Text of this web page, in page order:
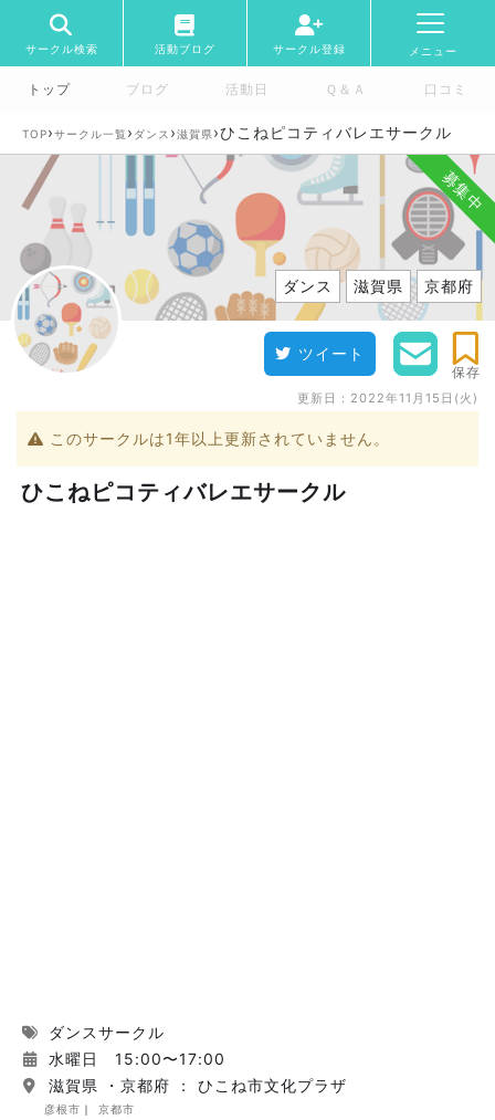
サークル検索 活動ブログ サークル登録 メニュー
トップ ブログ 活動日 Ｑ＆Ａ 口コミ
TOP›サークル一覧 › ダンス ›滋賀県›ひこねピコティバレエサークル
募集中
ダンス 滋賀県 京都府
ツイート
保存
更新日： 2022年11月15日(火)
このサークルは1年以上更新されていません。
ひこねピコティバレエサークル
ダンスサークル
水曜日 15:00〜17:00
滋賀県 ・京都府 ： ひこね市文化プラザ
彦根市 京都市